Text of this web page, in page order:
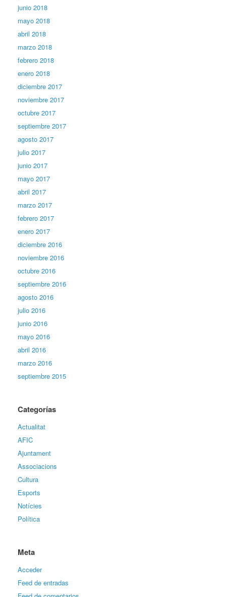
junio 2018
mayo 2018
abril 2018
marzo 2018
febrero 2018
enero 2018
diciembre 2017
noviembre 2017
octubre 2017
septiembre 2017
agosto 2017
julio 2017
junio 2017
mayo 2017
abril 2017
marzo 2017
febrero 2017
enero 2017
diciembre 2016
noviembre 2016
octubre 2016
septiembre 2016
agosto 2016
julio 2016
junio 2016
mayo 2016
abril 2016
marzo 2016
septiembre 2015
Categorías
Actualitat
AFIC
Ajuntament
Associacions
Cultura
Esports
Notícies
Política
Meta
Acceder
Feed de entradas